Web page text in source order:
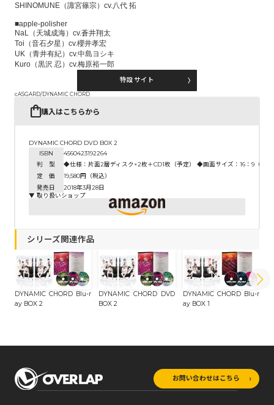
SHINOMUNE（諏宮篠宗）cv.八代 拓
■apple-polisher
NaL（天城成海）cv.蒼井翔太
Toi（音石夕星）cv.櫻井孝宏
UK（青井有紀）cv.中島ヨシキ
Kuro（黒沢 忍）cv.梅原裕一郎
特設サイト
cASGARD/DYNAMIC CHORD
購入はこちらから
DYNAMIC CHORD DVD BOX 2
ISBN
4560423192264
判 型
◆仕様：片面2層ディスク×2枚＋CD1枚（予定） ◆画面サイズ：16：9（
定 価
19,580円（税込）
発売日
2018年3月28日
▼ 取り扱いショップ
シリーズ関連作品
DYNAMIC CHORD Blu-r
ay BOX 2
DYNAMIC CHORD DVD
BOX 2
DYNAMIC CHORD Blu-r
ay BOX 1
お問い合わせはこちら